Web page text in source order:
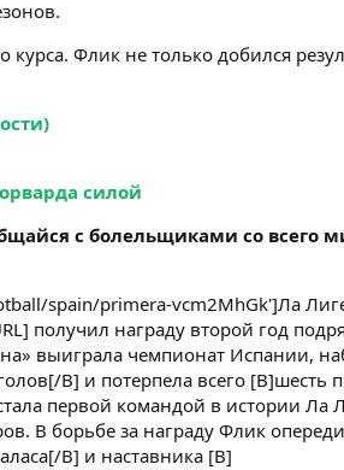
Флик не только добился
силой
с болельщиками со всего
spain/primera-vcm2MhGk']Ла
получил награду второй год
выиграла чемпионат Испании,
B] и потерпела всего [B]шесть
первой командой в истории
В борьбе за награду Флик
B] и наставника [B]